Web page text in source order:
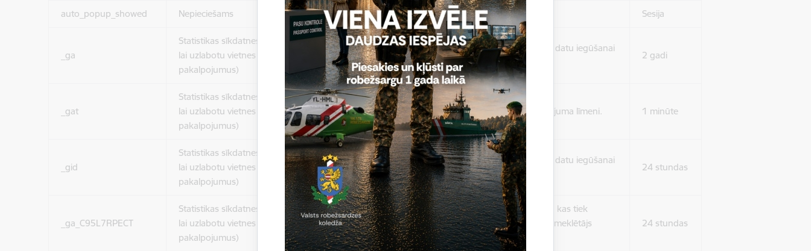
auto_popup_showed Nepieciešams Reģistrē, ka tiek parādīts modālais logs. Sesija
_ga
Statistikas sīkdatnes (nepieciešamas,
lai uzlabotu vietnes darbību un
pakalpojumus)
Reģistrē unikālu ID, kas tiek izmantots statistisko datu iegūšanai
par to, kā apmeklētājs izmanto vietni.
2 gadi
_gat
Statistikas sīkdatnes (nepieciešamas,
lai uzlabotu vietnes darbību un
pakalpojumus)
Izmanto Google Analytics, lai samazinātu pieprasījuma līmeni. 1 minūte
_gid
Statistikas sīkdatnes (nepieciešamas,
lai uzlabotu vietnes darbību un
pakalpojumus)
Reģistrē unikālu ID, kas tiek izmantots statistisko datu iegūšanai
par to, kā apmeklētājs izmanto vietni.
24 stundas
_ga_C95L7RPECT
Statistikas sīkdatnes (nepieciešamas,
lai uzlabotu vietnes darbību un
pakalpojumus)
Reģistrē unikālu ID priekš jaunākās GA 4 versijas, kas tiek
izmantots statistisko datu iegūšanai par to, kā apmeklētājs
izmanto vietni.
24 stundas